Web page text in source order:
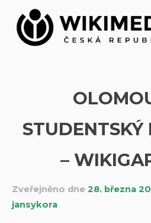
Přeskočit
obsah
STUDENTSKÝ
–
Zveřejněno dne 28. března
jansykora